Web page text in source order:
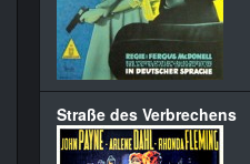
Straße des Verbrechens